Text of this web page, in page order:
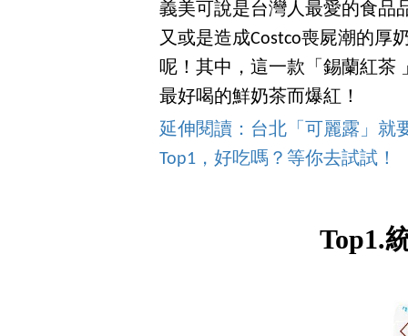
義美可說是台灣人最愛的食品
又或是造成Costco喪屍潮的厚
呢！其中，這一款「錫蘭紅茶
最好喝的鮮奶茶而爆紅！
延伸閱讀：台北「可麗露」就
Top1，好吃嗎？等你去試試！
Top1.